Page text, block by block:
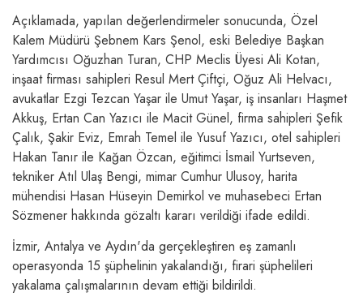
Açıklamada, yapılan değerlendirmeler sonucunda, Özel
Kalem Müdürü Şebnem Kars Şenol, eski Belediye Başkan
Yardımcısı Oğuzhan Turan, CHP Meclis Üyesi Ali Kotan,
inşaat firması sahipleri Resul Mert Çiftçi, Oğuz Ali Helvacı,
avukatlar Ezgi Tezcan Yaşar ile Umut Yaşar, iş insanları Haşmet
Akkuş, Ertan Can Yazıcı ile Macit Günel, firma sahipleri Şefik
Çalık, Şakir Eviz, Emrah Temel ile Yusuf Yazıcı, otel sahipleri
Hakan Tanır ile Kağan Özcan, eğitimci İsmail Yurtseven,
tekniker Atıl Ulaş Bengi, mimar Cumhur Ulusoy, harita
mühendisi Hasan Hüseyin Demirkol ve muhasebeci Ertan
Sözmener hakkında gözaltı kararı verildiği ifade edildi.
İzmir, Antalya ve Aydın'da gerçekleştiren eş zamanlı
operasyonda 15 şüphelinin yakalandığı, firari şüphelileri
yakalama çalışmalarının devam ettiği bildirildi.